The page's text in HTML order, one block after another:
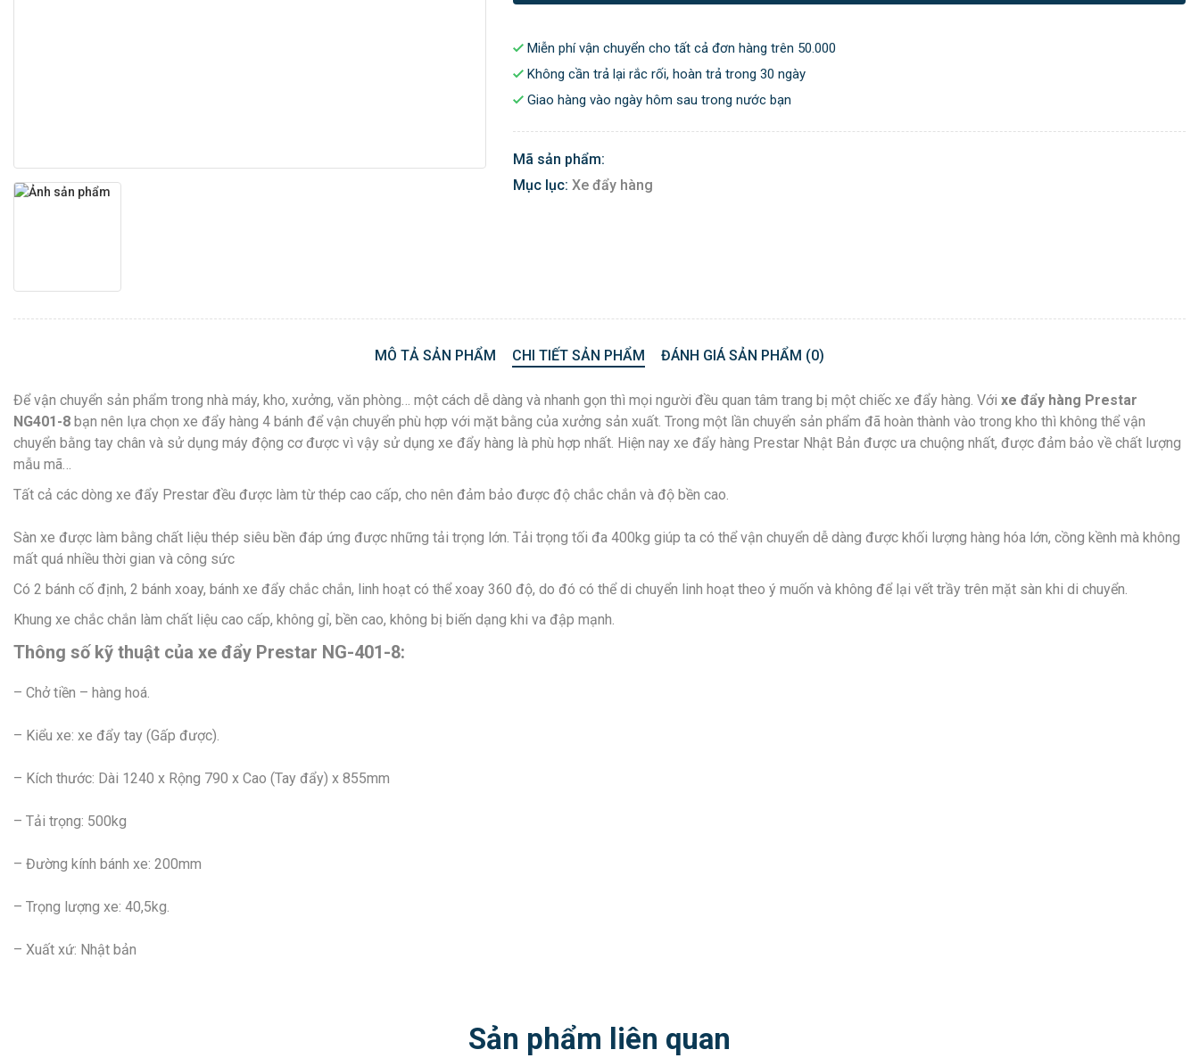
Miễn phí vận chuyển cho tất cả đơn hàng trên 50.000
Không cần trả lại rắc rối, hoàn trả trong 30 ngày
Giao hàng vào ngày hôm sau trong nước bạn
Mã sản phẩm:
Mục lục: Xe đẩy hàng
MÔ TẢ SẢN PHẨM CHI TIẾT SẢN PHẨM ĐÁNH GIÁ SẢN PHẨM (0)
Để vận chuyển sản phẩm trong nhà máy, kho, xưởng, văn phòng… một cách dễ dàng và nhanh gọn thì mọi người đều quan tâm trang bị một chiếc xe đẩy hàng. Với xe đẩy hàng Prestar
NG401-8 bạn nên lựa chọn xe đẩy hàng 4 bánh để vận chuyển phù hợp với mặt bằng của xưởng sản xuất. Trong một lần chuyển sản phẩm đã hoàn thành vào trong kho thì không thể vận
chuyển bằng tay chân và sử dụng máy động cơ được vì vậy sử dụng xe đẩy hàng là phù hợp nhất. Hiện nay xe đẩy hàng Prestar Nhật Bản được ưa chuộng nhất, được đảm bảo về chất lượng
mẫu mã…
Tất cả các dòng xe đẩy Prestar đều được làm từ thép cao cấp, cho nên đảm bảo được độ chắc chắn và độ bền cao.
Sàn xe được làm bằng chất liệu thép siêu bền đáp ứng được những tải trọng lớn. Tải trọng tối đa 400kg giúp ta có thể vận chuyển dễ dàng được khối lượng hàng hóa lớn, cồng kềnh mà không
mất quá nhiều thời gian và công sức
Có 2 bánh cố định, 2 bánh xoay, bánh xe đẩy chắc chắn, linh hoạt có thể xoay 360 độ, do đó có thể di chuyển linh hoạt theo ý muốn và không để lại vết trầy trên mặt sàn khi di chuyển.
Khung xe chắc chắn làm chất liệu cao cấp, không gỉ, bền cao, không bị biến dạng khi va đập mạnh.
Thông số kỹ thuật của xe đẩy Prestar NG-401-8:
– Chở tiền – hàng hoá.
– Kiểu xe: xe đẩy tay (Gấp được).
– Kích thước: Dài 1240 x Rộng 790 x Cao (Tay đẩy) x 855mm
– Tải trọng: 500kg
– Đường kính bánh xe: 200mm
– Trọng lượng xe: 40,5kg.
– Xuất xứ: Nhật bản
Sản phẩm liên quan